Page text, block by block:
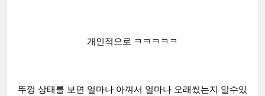
개인적으로 ㅋㅋㅋㅋㅋ
뚜껑 상태를 보면 얼마나 아껴서 얼마나 오래썼는지 알수있